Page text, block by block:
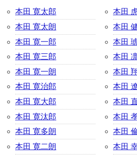
本田 寛太郎
本田 寛太朗
本田 寛一郎
本田 寛三郎
本田 寛一朗
本田 寛治郎
本田 寛大郎
本田 寛汰郎
本田 寛多朗
本田 寛二朗
本田
本田
本田
本田
本田
本田
本田
本田
本田
本田